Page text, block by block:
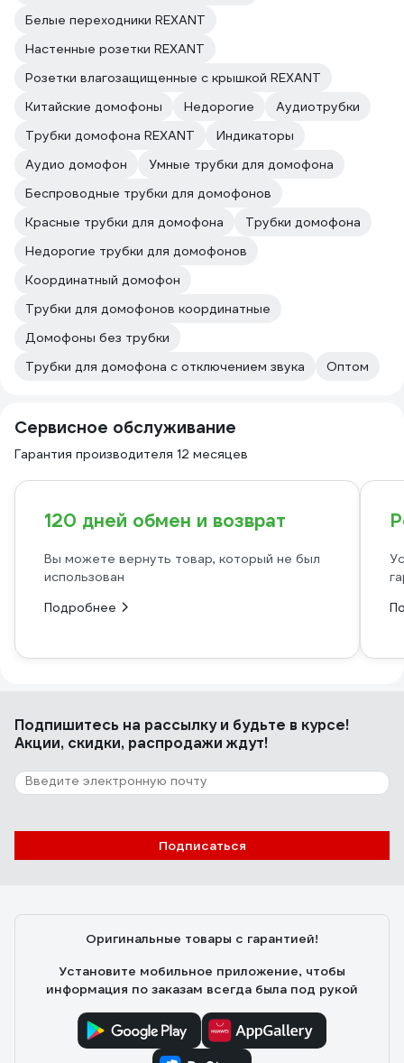
Белые переходники REXANT
Настенные розетки REXANT
Розетки влагозащищенные с крышкой REXANT
Китайские домофоны
Недорогие
Аудиотрубки
Трубки домофона REXANT
Индикаторы
Аудио домофон
Умные трубки для домофона
Беспроводные трубки для домофонов
Красные трубки для домофона
Трубки домофона
Недорогие трубки для домофонов
Координатный домофон
Трубки для домофонов координатные
Домофоны без трубки
Трубки для домофона с отключением звука
Оптом
Сервисное обслуживание
Гарантия производителя 12 месяцев
120 дней обмен и возврат
Вы можете вернуть товар, который не был
использован
Подробнее
Подпишитесь на рассылкуи будьте в курсе!
Акции, скидки, распродажи ждут!
Подписаться
Оригинальные товары с гарантией!
Установите мобильное приложение, чтобы
информация по заказам всегда была под рукой